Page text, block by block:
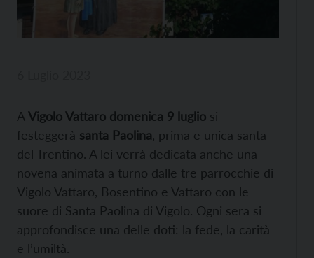
A Vigolo Vattaro domenica 9 luglio si
festeggerà santa Paolina , prima e unica santa
del Trentino. A lei verrà dedicata anche una
novena animata a turno dalle tre parrocchie di
Vigolo Vattaro, Bosentino e Vattaro con le
suore di Santa Paolina di Vigolo. Ogni sera si
approfondisce una delle doti: la fede, la carità
e l’umiltà.